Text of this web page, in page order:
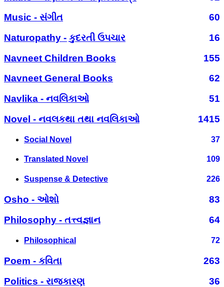
Music - સંગીત
60
Naturopathy - કુદરતી ઉપચાર
16
Navneet Children Books
155
Navneet General Books
62
Navlika - નવલિકાઓ
51
Novel - નવલકથા તથા નવલિકાઓ
1415
Social Novel 37
Translated Novel 109
Suspense & Detective 226
Osho - ઓશો
83
Philosophy - તત્ત્વજ્ઞાન
64
Philosophical 72
Poem - કવિતા
263
Politics - રાજકારણ
36